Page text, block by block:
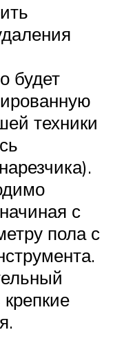
будет
техники
с
пола с